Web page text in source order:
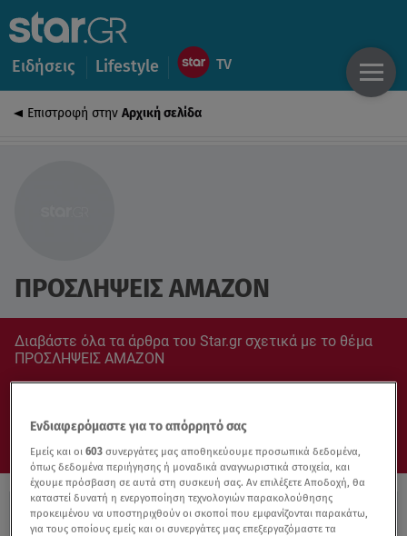
Ειδήσεις Lifestyle
Επιστροφή στην Αρχική σελίδα
ΠΡΟΣΛΗΨΕΙΣ AMAZON
Διαβάστε όλα τα άρθρα του Star.gr σχετικά με το θέμα
ΠΡΟΣΛΗΨΕΙΣ AMAZON
Ενδιαφερόμαστε για το απόρρητό σας
Εμείς και οι603 συνεργάτες μας αποθηκεύουμε προσωπικά δεδομένα,
όπως δεδομένα περιήγησης ή μοναδικά αναγνωριστικά στοιχεία, και
έχουμε πρόσβαση σε αυτά στη συσκευή σας. Αν επιλέξετε Αποδοχή, θα
καταστεί δυνατή η ενεργοποίηση τεχνολογιών παρακολούθησης
προκειμένου να υποστηριχθούν οι σκοποί που εμφανίζονται παρακάτω,
για τους οποίους εμείς και οι συνεργάτες μας επεξεργαζόμαστε τα